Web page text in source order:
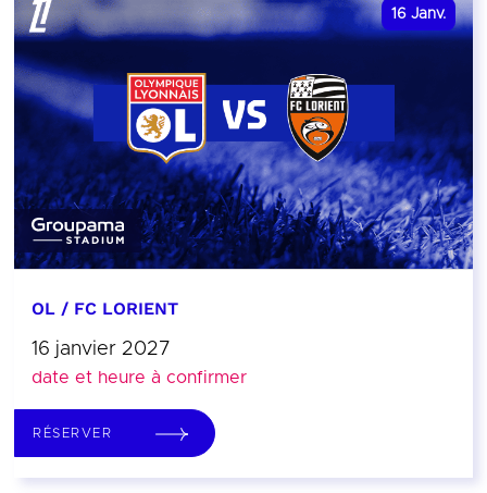
16 Janv.
OL / FC LORIENT
16 janvier 2027
date et heure à confirmer
RÉSERVER